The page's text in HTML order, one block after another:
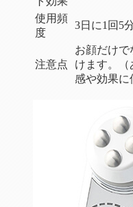
使用頻
度
3日に1回5
注意点
お顔だけ
けます。
感や効果に